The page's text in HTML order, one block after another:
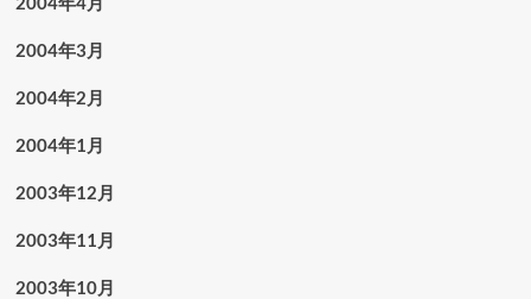
2004年3月
2004年2月
2004年1月
2003年12月
2003年11月
2003年10月